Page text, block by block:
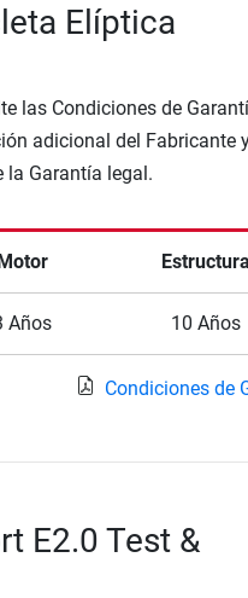
Elíptica
las Condiciones de
adicional del Fabricante
la Garantía legal.
Estructura
Años 10 Años
Condiciones de
E2.0 Test &